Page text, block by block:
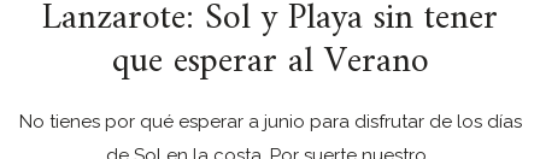
Lanzarote: Sol y Playa sin tener
que esperar al Verano
No tienes por qué esperar a junio para disfrutar de los días